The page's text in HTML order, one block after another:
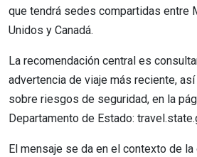
que tendrá sedes compartidas entre
Unidos y Canadá.
La recomendación central es
advertencia de viaje más reciente,
sobre riesgos de seguridad, en la
Departamento de Estado:
El mensaje se da en el contexto de